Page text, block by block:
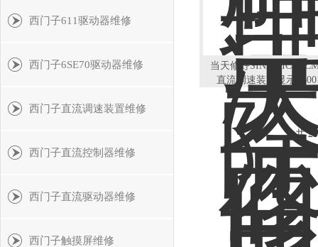
西门子611驱动器维修
西门子6SE70驱动器维修
西门子直流调速装置维修
西门子直流控制器维修
西门子直流驱动器维修
西门子触摸屏维修
当天修好
直流调速装置显示
共